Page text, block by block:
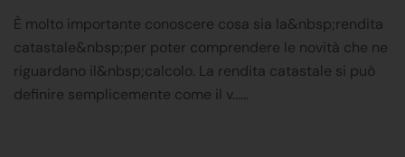
È molto importante conoscere cosa sia la&nbsp;rendita
catastale&nbsp;per poter comprendere le novità che ne
riguardano il&nbsp;calcolo. La rendita catastale si può
definire semplicemente come il v......